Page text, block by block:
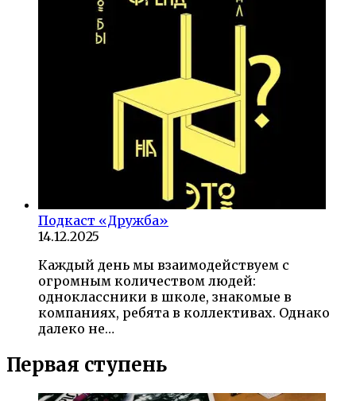
Подкаст «Дружба»
14.12.2025
Каждый день мы взаимодействуем с
огромным количеством людей:
одноклассники в школе, знакомые в
компаниях, ребята в коллективах. Однако
далеко не…
Первая ступень